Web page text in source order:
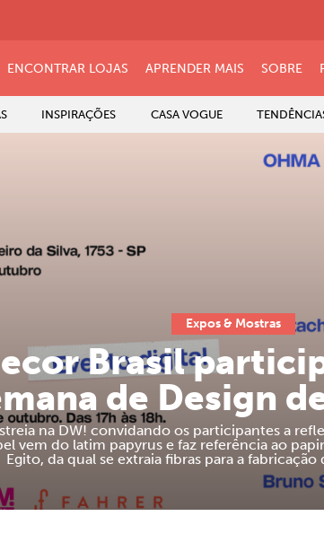
ENCONTRAR LOJAS APRENDER MAIS SOBRE
INSPIRAÇÕES CASA VOGUE
Expos & Mostras
Brasil
de Design
na DW! convidando os participantes a
vem do latim papyrus e faz referência ao
Egito, da qual se extraia fibras para a